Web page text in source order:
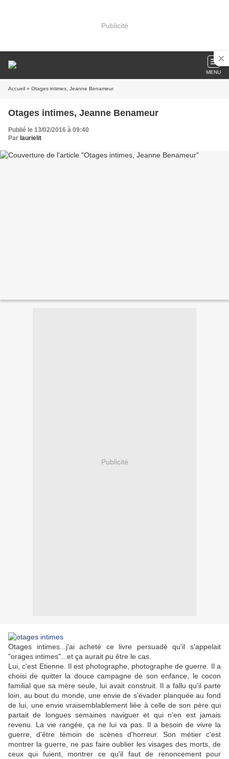
Publicité
MENU
Accueil » Otages intimes, Jeanne Benameur
Otages intimes, Jeanne Benameur
Publié le 13/02/2016 à 09:40
Par laurielit
Publicité
Otages intimes...j'ai acheté ce livre persuadé qu'il s'appelait
"orages intimes"...et ça aurait pu être le cas.
Lui, c'est Etienne. Il est photographe, photographe de guerre. Il a
choisi de quitter la douce campagne de son enfance, le cocon
familial que sa mère seule, lui avait construit. Il a fallu qu'il parte
loin, au bout du monde, une envie de s'évader planquée au fond
de lui, une envie vraisemblablement liée à celle de son père qui
partait de longues semaines naviguer et qui n'en est jamais
revenu. La vie rangée, ça ne lui va pas. Il a besoin de vivre la
guerre, d'être témoin de scènes d'horreur. Son métier c'est
montrer la guerre, ne pas faire oublier les visages des morts, de
ceux qui fuient, montrer ce qu'il faut de renoncement pour